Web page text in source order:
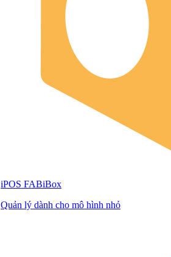
iPOS FABiBox
Quản lý dành cho mô hình nhỏ